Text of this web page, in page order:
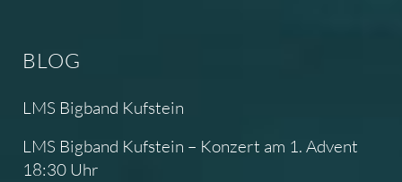
BLOG
LMS Bigband Kufstein
LMS Bigband Kufstein – Konzert am 1. Advent
18:30 Uhr